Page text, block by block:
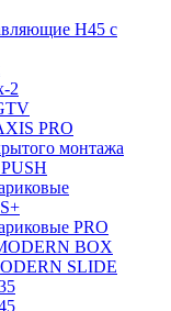
H45 с
2
PRO
монтажа
PRO
BOX
SLIDE